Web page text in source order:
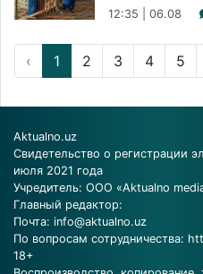
12:35 | 06.08
‹ 1 2 3 4 5
Aktualno.uz
Свидетельство о регистрации
июля 2021 года
Учредитель: ООО «Aktualno
Главный редактор:
Почта: info@aktualno.uz
По вопросам сотрудничества:
18+